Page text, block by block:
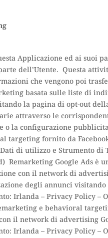
Applicazione ed ai
dell’Utente. Questa
che vengono poi
basata sulle liste di
la pagina di opt-out
attraverso le
la configurazione
targeting fornito da
di utilizzo e Strumento
Remarketing Google Ads
con il network di
degli annunci
Irlanda – Privacy Policy
e behavioral
il network di
Irlanda – Privacy Policy